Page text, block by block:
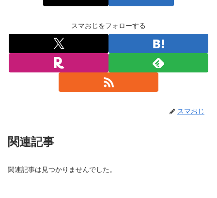
スマおじをフォローする
スマおじ
関連記事
関連記事は見つかりませんでした。